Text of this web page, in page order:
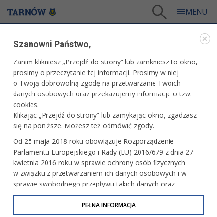
RODZINA I MAŁŻEŃSTWO
Sprawami związanymi z rodziną i małżeństwem zajmuje
sięURZĄD STANU CYWILNEGOmieszczący się w budynku
przy ulicy Nowej 4 w Tarnowie.
Dane kontaktowe do osób zajmujących się sprawami
związanymi z rodziną i małżeństwem:
tel.: 14 68-82-541
tel.: 14 68-82-546
Szanowni Państwo,
Zanim klikniesz „Przejdź do strony” lub zamkniesz to okno,
prosimy o przeczytanie tej informacji. Prosimy w niej
o Twoją dobrowolną zgodę na przetwarzanie Twoich
danych osobowych oraz przekazujemy informacje o tzw.
cookies.
Klikając „Przejdź do strony” lub zamykając okno, zgadzasz
się na poniższe. Możesz też odmówić zgody.
Od 25 maja 2018 roku obowiązuje Rozporządzenie
Parlamentu Europejskiego i Rady (EU) 2016/679 z dnia 27
kwietnia 2016 roku w sprawie ochrony osób fizycznych
w związku z przetwarzaniem ich danych osobowych i w
sprawie swobodnego przepływu takich danych oraz
uchylenia dyrektywy 95/46/WE (określane jako RODO, GDPR
lub Ogólne Rozporządzenie o Ochronie Danych
PEŁNA INFORMACJA